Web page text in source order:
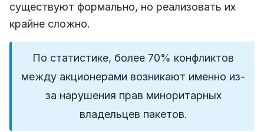
существуют формально, но реализовать их
крайне сложно.
По статистике, более 70% конфликтов
между акционерами возникают именно из-
за нарушения прав миноритарных
владельцев пакетов.